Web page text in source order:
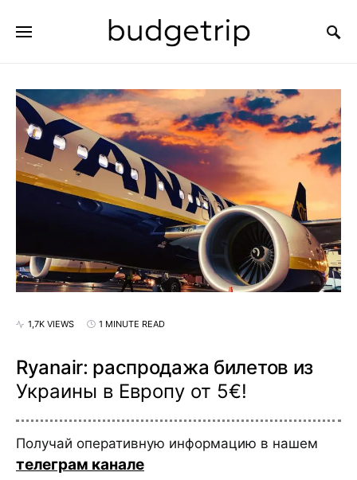
1,7K VIEWS 1 MINUTE READ
Ryanair: распродажа билетов из
Украины в Европу от 5€!
Получай оперативную информацию в нашем
телеграм канале